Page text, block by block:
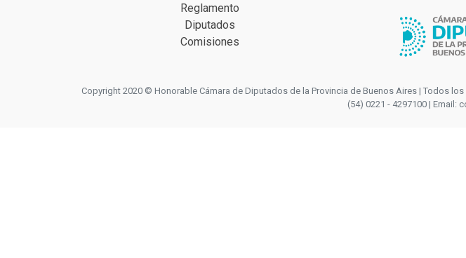
Reglamento
Diputados
Comisiones
Copyright 2020 © Honorable Cámara de Diputados de la Provincia de Buenos Aires | Todos
(54) 0221 - 4297100 | Email: